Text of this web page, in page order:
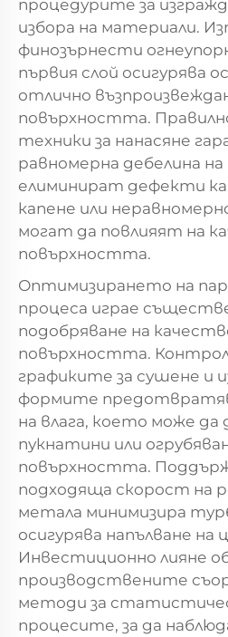
процедурите за
избора на материали.
финозърнести
първия слой осигурява
отлично
повърхността.
техники за нанасяне
равномерна дебелина
елиминират дефекти
капене или
могат да повлияят на
повърхността.
Оптимизирането на
процеса играе
подобряване на
повърхността.
графиките за сушене и
формите
на влага, което може да
пукнатини или
повърхността.
подходяща скорост на
метала минимизира
осигурява напълване на
Инвестиционно лияне
производствените
методи за
процесите, за да